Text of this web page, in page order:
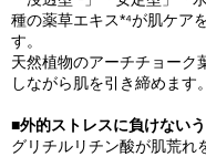
種の薬草エキス*⁴が肌ケア
す。
天然植物のアーチチョーク
しながら肌を引き締めます。
■外的ストレスに負けないう
グリチルリチン酸が肌荒れ